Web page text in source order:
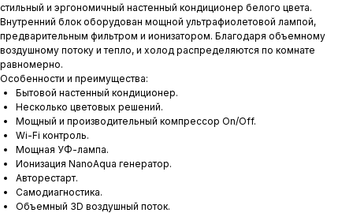
стильный и эргономичный настенный кондиционер белого цвета.
Внутренний блок оборудован мощной ультрафиолетовой лампой,
предварительным фильтром и ионизатором. Благодаря объемному
воздушному потоку и тепло, и холод распределяются по комнате
равномерно.
Особенности и преимущества:
Бытовой настенный кондиционер.
Несколько цветовых решений.
Мощный и производительный компрессор On/Off.
Wi-Fi контроль.
Мощная УФ-лампа.
Ионизация NanoAqua генератор.
Авторестарт.
Самодиагностика.
Объемный 3D воздушный поток.